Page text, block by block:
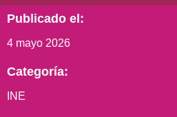
Publicado el:
4 mayo 2026
Categoría:
INE